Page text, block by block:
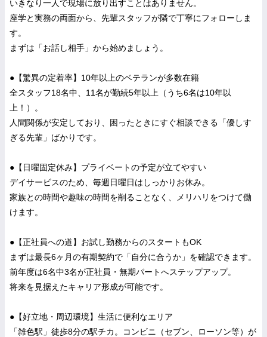
いきなり一人で現場に放り出すことはありません。
座学と実務の両面から、先輩スタッフが隣で丁寧にフォローしま
す。
まずは「お話し相手」から始めましょう。
●【驚異の定着率】10年以上のベテランが多数在籍
全スタッフ18名中、11名が勤続5年以上（うち6名は10年以
上！）。
人間関係が安定しており、困ったときにすぐ相談できる「優しす
ぎる先輩」ばかりです。
●【日曜固定休み】プライベートの予定が立てやすい
デイサービスのため、毎週日曜日はしっかりお休み。
家族との時間や趣味の時間を削ることなく、メリハリをつけて働
けます。
●【正社員への道】お試し勤務からのスタートもOK
まずは最長6ヶ月の有期契約で「自分に合うか」を確認できます。
前年度は6名中3名が正社員・無期パートへステップアップ。
将来を見据えたキャリア形成が可能です。
●【好立地・周辺環境】生活に便利なエリア
「雑色駅」徒歩8分の駅チカ。コンビニ（セブン、ローソン等）が